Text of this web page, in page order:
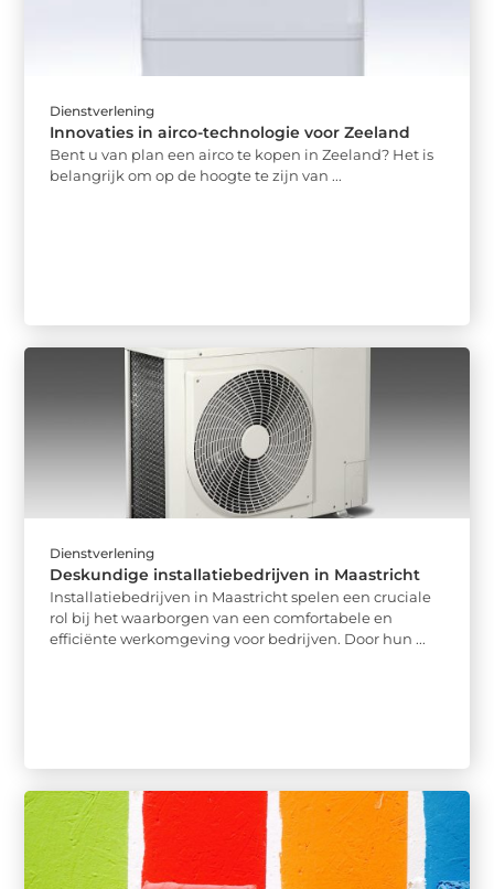
Dienstverlening
Innovaties in airco-technologie voor Zeeland
Bent u van plan een airco te kopen in Zeeland? Het is
belangrijk om op de hoogte te zijn van ...
Dienstverlening
Deskundige installatiebedrijven in Maastricht
Installatiebedrijven in Maastricht spelen een cruciale
rol bij het waarborgen van een comfortabele en
efficiënte werkomgeving voor bedrijven. Door hun ...